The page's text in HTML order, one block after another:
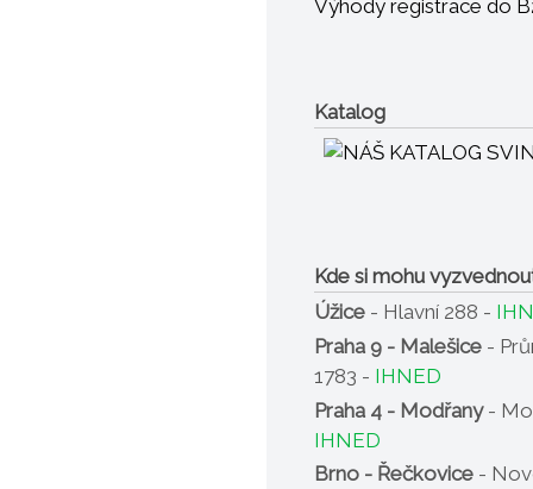
Výhody registrace do
Katalog
Kde si mohu
Úžice - Hlavní 288 -
Praha 9 - Malešice -
1783 - IHNED
Praha 4 - Modřany-
IHNED
Brno - Řečkovice -